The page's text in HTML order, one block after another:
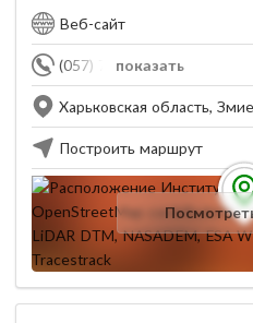
Веб-сайт
показать
(057) 706-22-87
Харьковская область,
Построить маршрут